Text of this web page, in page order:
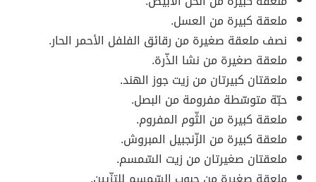
ملعقة كبيرة من العسل.
نصف ملعقة صغيرة من رقائق الفلفل الأحمر الحار.
ملعقة صغيرة من نشا الذّرة.
ملعقتان كبيرتان من زيت جوز الهند.
حبّة متوسّطة مفرومة من البصل.
ملعقة كبيرة من الثّوم المفروم.
ملعقة كبيرة من الزّنجبيل المبروش.
ملعقتان صغيرتان من زيت السّمسم.